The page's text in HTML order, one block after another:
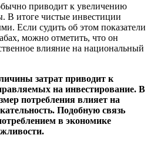
приводит к увеличению
В итоге чистые инвестиции
Если судить об этом показатели
можно отметить, что он
влияние на национальный
затрат приводит к
на инвестирование. В
потребления влияет на
Подобную связь
в экономике